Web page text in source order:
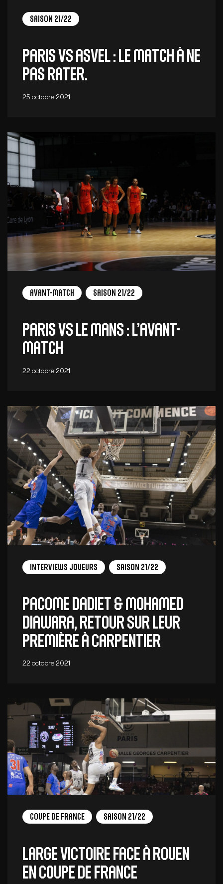
Saison 21/22
Paris vs Asvel : LE match à ne
pas rater.
25 octobre 2021
Avant-Match Saison 21/22
Paris vs Le Mans : l’Avant-
Match
22 octobre 2021
Interviews Joueurs Saison 21/22
Pacome Dadiet & Mohamed
Diawara, retour sur leur
première à Carpentier
22 octobre 2021
Coupe de France Saison 21/22
Large victoire face à Rouen
en Coupe de France